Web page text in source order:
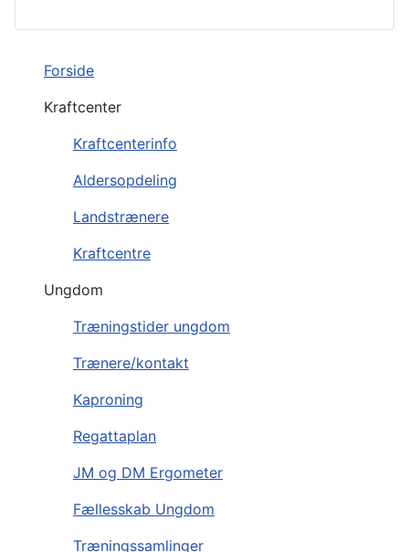
Forside
Kraftcenter
Kraftcenterinfo
Aldersopdeling
Landstrænere
Kraftcentre
Ungdom
Træningstider ungdom
Trænere/kontakt
Kaproning
Regattaplan
JM og DM Ergometer
Fællesskab Ungdom
Træningssamlinger